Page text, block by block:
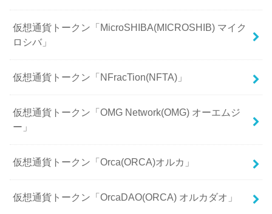
仮想通貨トークン「MicroSHIBA(MICROSHIB) マイク
ロシバ」
仮想通貨トークン「NFracTion(NFTA)」
仮想通貨トークン「OMG Network(OMG) オーエムジ
ー」
仮想通貨トークン「Orca(ORCA)オルカ」
仮想通貨トークン「OrcaDAO(ORCA) オルカダオ」